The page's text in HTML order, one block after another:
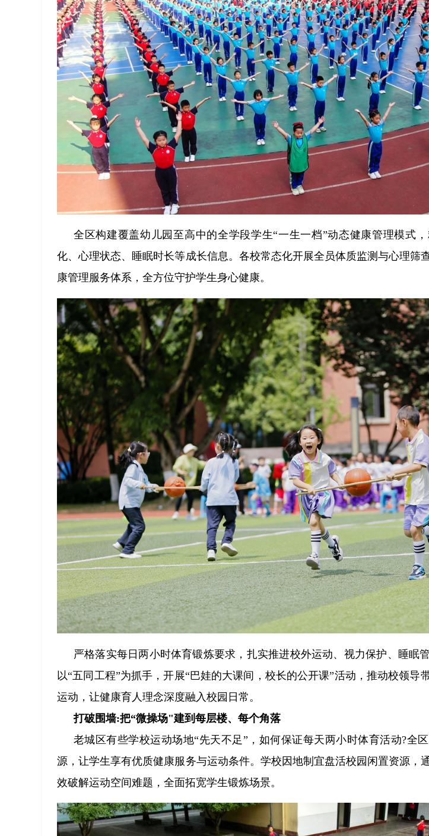
全区构建覆盖幼儿园至高中的全学段学生“一生一档”动态健康管理模式
化、心理状态、睡眠时长等成长信息。各校常态化开展全员体质监测与心理筛
康管理服务体系，全方位守护学生身心健康。
严格落实每日两小时体育锻炼要求，扎实推进校外运动、视力保护、睡眠
以“五同工程”为抓手，开展“巴娃的大课间，校长的公开课”活动，推动校领导
运动，让健康育人理念深度融入校园日常。
打破围墙:把“微操场"建到每层楼、每个角落
老城区有些学校运动场地“先天不足”，如何保证每天两小时体育活动?全
源，让学生享有优质健康服务与运动条件。 学校因地制宜盘活校园闲置资源，
效破解运动空间难题，全面拓宽学生锻炼场景。